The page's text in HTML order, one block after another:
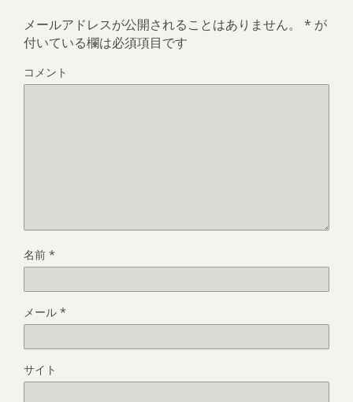
メールアドレスが公開されることはありません。 * が
付いている欄は必須項目です
コメント
名前 *
メール *
サイト